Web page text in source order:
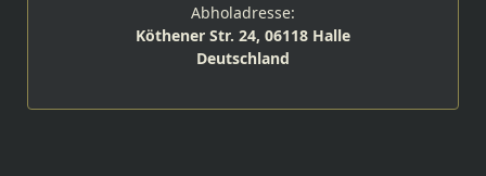
Abholadresse:
Köthener Str. 24, 06118 Halle
Deutschland